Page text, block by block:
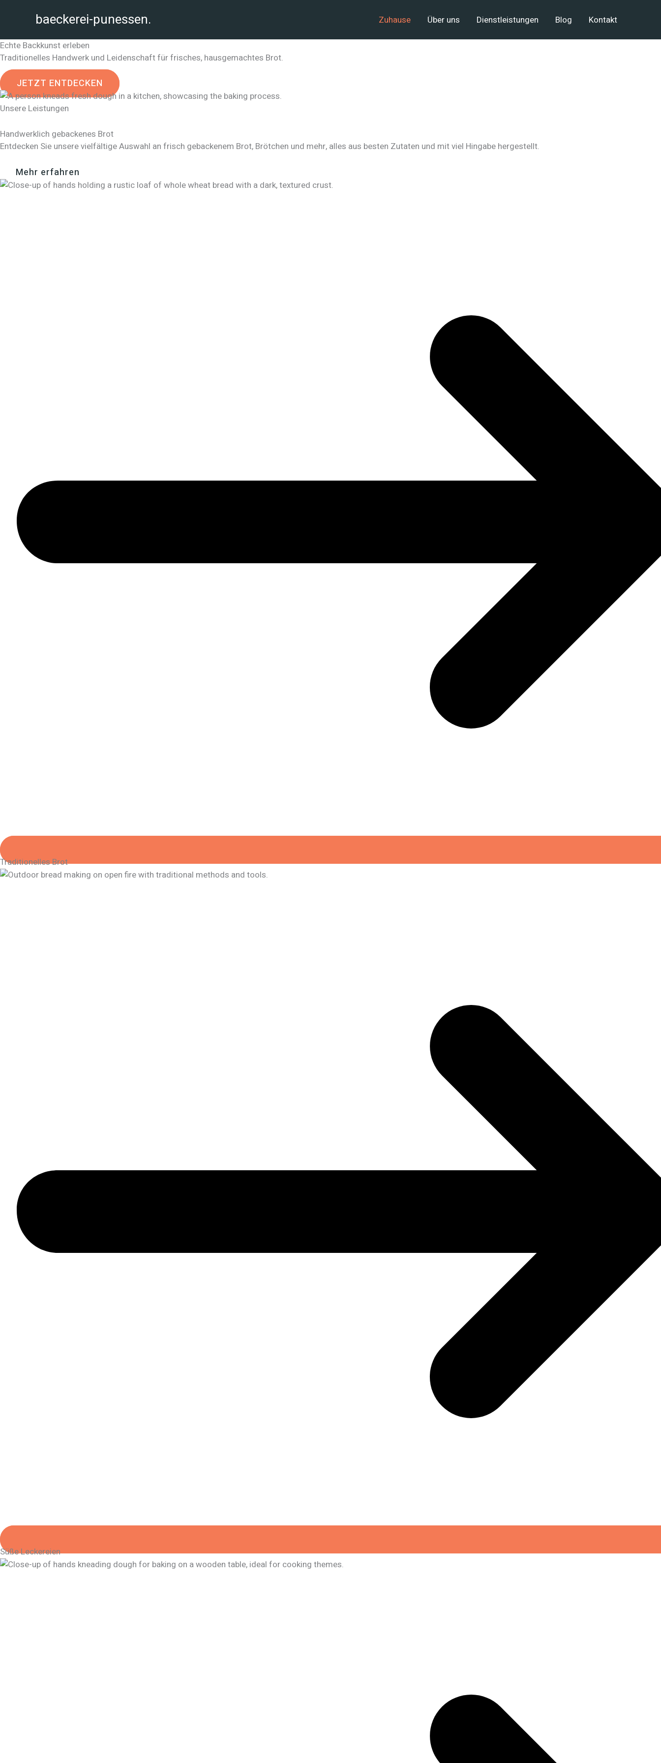
baeckerei-punessen. Zuhause Über uns Dienstleistungen Blog Kontakt
Echte Backkunst erleben
Traditionelles Handwerk und Leidenschaft für frisches, hausgemachtes Brot.
JETZT ENTDECKEN
Unsere Leistungen
Handwerklich gebackenes Brot
Entdecken Sie unsere vielfältige Auswahl an frisch gebackenem Brot, Brötchen und mehr, alles aus besten Zutaten und mit viel Hingabe hergestellt.
Mehr erfahren
Traditionelles Brot
Süße Leckereien